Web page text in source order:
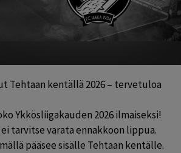
Tehtaan kentällä 2026 – tervetuloa
Ykkösliigakauden 2026 ilmaiseksi!
tarvitse varata ennakkoon lippua.
pääsee sisälle Tehtaan kentälle.